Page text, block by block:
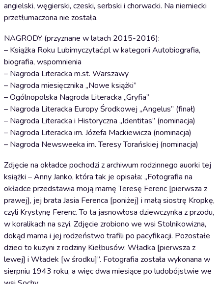
angielski, węgierski, czeski, serbski i chorwacki. Na niemiecki
przetłumaczona nie została.
NAGRODY (przyznane w latach 2015-2016):
– Książka Roku Lubimyczytać.pl w kategorii Autobiografia,
biografia, wspomnienia
– Nagroda Literacka m.st. Warszawy
– Nagroda miesięcznika „Nowe książki”
– Ogólnopolska Nagroda Literacka „Gryfia”
– Nagroda Literacka Europy Środkowej „Angelus” (finał)
– Nagroda Literacka i Historyczna „Identitas” (nominacja)
– Nagroda Literacka im. Józefa Mackiewicza (nominacja)
– Nagroda Newsweeka im. Teresy Torańskiej (nominacja)
Zdjęcie na okładce pochodzi z archiwum rodzinnego auorki tej
książki – Anny Janko, która tak je opisała: „Fotografia na
okładce przedstawia moją mamę Teresę Ferenc [pierwsza z
prawej], jej brata Jasia Ferenca [poniżej] i małą siostrę Kropkę,
czyli Krystynę Ferenc. To ta jasnowłosa dziewczynka z przodu,
w koralikach na szyi. Zdjęcie zrobiono we wsi Stolnikowizna,
dokąd mama i jej rodzeństwo trafili po pacyfikacji. Pozostałe
dzieci to kuzyni z rodziny Kiełbusów: Władka [pierwsza z
lewej] i Władek [w środku]”. Fotografia została wykonana w
sierpniu 1943 roku, a więc dwa miesiące po ludobójstwie we